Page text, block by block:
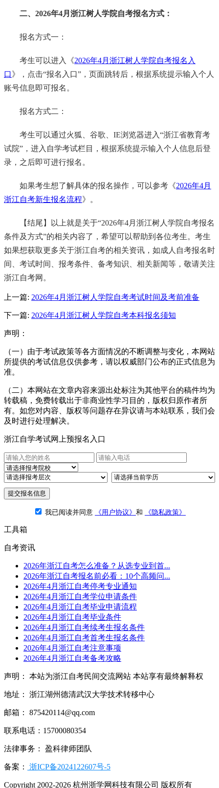
二、2026年4月浙江树人学院自考报名方式：
报名方式一：
考生可以进入《2026年4月浙江树人学院自考报名入
口》，点击“报名入口”，页面跳转后，根据系统提示输入个人
账号信息即可报名。
报名方式二：
考生可以通过火狐、谷歌、IE浏览器进入“浙江省教育考
试院”，进入自学考试栏目，根据系统提示输入个人信息后登
录，之后即可进行报名。
如果考生想了解具体的报名操作，可以参考《2026年4月
浙江自考新生报名流程》。
【结尾】以上就是关于“2026年4月浙江树人学院自考报名
条件及方式”的相关内容了，希望可以帮助到各位考生。考生
如果想获取更多关于浙江自考的相关资讯，如成人自考报名时
间、考试时间、报考条件、备考知识、相关新闻等，敬请关注
浙江自考网。
上一篇: 2026年4月浙江树人学院自考考试时间及考前准备
下一篇: 2026年4月浙江树人学院自考本科报名须知
声明：
（一）由于考试政策等各方面情况的不断调整与变化，本网站
所提供的考试信息仅供参考，请以权威部门公布的正式信息为
准。
（二）本网站在文章内容来源出处标注为其他平台的稿件均为
转载稿，免费转载出于非商业性学习目的，版权归原作者所
有。如您对内容、版权等问题存在异议请与本站联系，我们会
及时进行处理解决。
浙江自学考试网上预报名入口
提交报名信息
我已阅读并同意 《用户协议》 和 《隐私政策》
工具箱
自考资讯
2026年浙江自考怎么准备？从选专业到首...
2026年浙江自考报名前必看：10个高频问...
2026年4月浙江自考停考专业通知
2026年4月浙江自考学位申请条件
2026年4月浙江自考毕业申请流程
2026年4月浙江自考毕业条件
2026年4月浙江自考续考生报名条件
2026年4月浙江自考首考生报名条件
2026年4月浙江自考注意事项
2026年4月浙江自考备考攻略
声明： 本站为浙江自考民间交流网站 本站享有最终解释权
地址： 浙江湖州德清武汉大学技术转移中心
邮箱： 875420114@qq.com
联系电话：15700080354
法律事务： 盈科律师团队
备案： 浙ICP备2024122607号-5
Copyright 2002-2026 杭州浙学网科技有限公司 版权所有